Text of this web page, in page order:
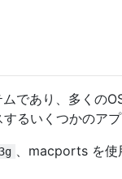
であり、多くの
するいくつかのア
、macports を